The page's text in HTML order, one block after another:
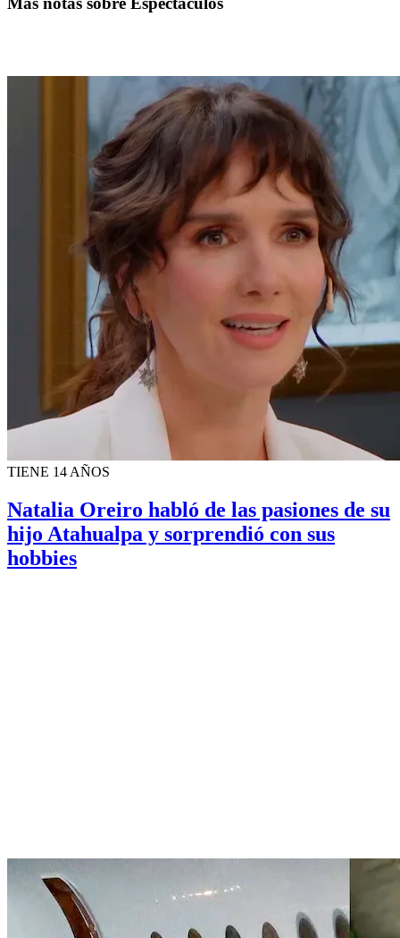
TIENE 14 AÑOS
Natalia Oreiro habló de las pasiones de su
hijo Atahualpa y sorprendió con sus
hobbies